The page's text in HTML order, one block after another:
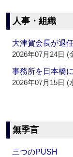
人事・組織
大津賀会長が退
2026年07月24日 (
事務所を日本橋
2026年07月15日 (
無季言
三つのPUSH